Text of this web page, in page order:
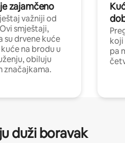
zajamčeno
važniji od
smještaji,
su drvene kuće
na brodu u
obiluju
značajkama.
koji
pa
duži boravak